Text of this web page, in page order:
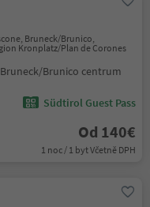
Bruneck/Brunico,
Kronplatz/Plan de Corones
Brunico centrum
Südtirol Guest Pass
Od 140€
1 noc / 1 byt Včetně DPH